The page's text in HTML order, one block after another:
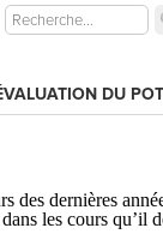
DU
des dernières
les cours